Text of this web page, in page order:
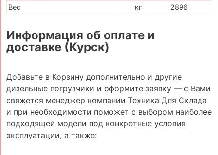
Вес
кг 2896
Информация об оплате и
доставке (Курск)
Добавьте в Корзину дополнительно и другие
дизельные погрузчики и оформите заявку — с Вами
свяжется менеджер компании Техника Для Склада
и при необходимости поможет с выбором наиболее
подходящей модели под конкретные условия
эксплуатации, а также: